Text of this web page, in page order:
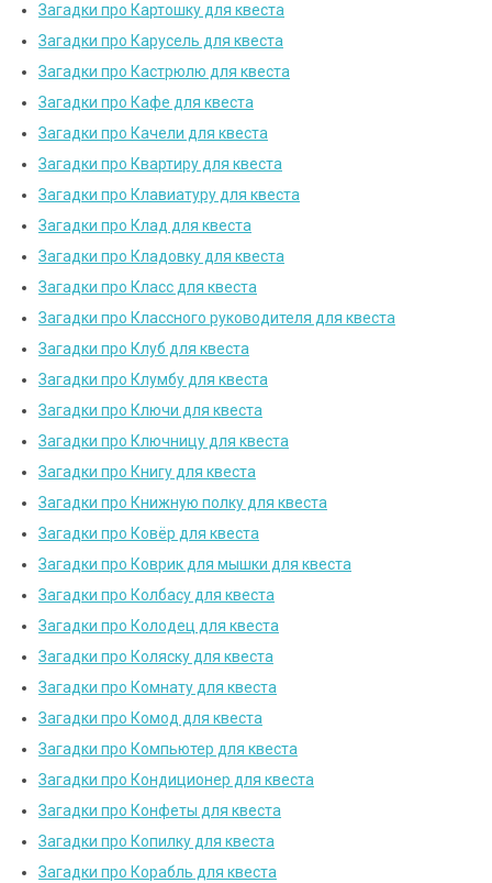
Загадки про Картошку для квеста
Загадки про Карусель для квеста
Загадки про Кастрюлю для квеста
Загадки про Кафе для квеста
Загадки про Качели для квеста
Загадки про Квартиру для квеста
Загадки про Клавиатуру для квеста
Загадки про Клад для квеста
Загадки про Кладовку для квеста
Загадки про Класс для квеста
Загадки про Классного руководителя для квеста
Загадки про Клуб для квеста
Загадки про Клумбу для квеста
Загадки про Ключи для квеста
Загадки про Ключницу для квеста
Загадки про Книгу для квеста
Загадки про Книжную полку для квеста
Загадки про Ковёр для квеста
Загадки про Коврик для мышки для квеста
Загадки про Колбасу для квеста
Загадки про Колодец для квеста
Загадки про Коляску для квеста
Загадки про Комнату для квеста
Загадки про Комод для квеста
Загадки про Компьютер для квеста
Загадки про Кондиционер для квеста
Загадки про Конфеты для квеста
Загадки про Копилку для квеста
Загадки про Корабль для квеста